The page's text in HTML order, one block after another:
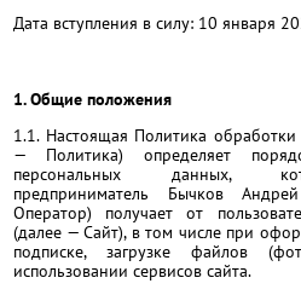
Дата вступления в силу: 10 января
1. Общие положения
1.1. Настоящая Политика
— Политика) определяет
персональных данных,
предприниматель Бычков
Оператор) получает от
(далее — Сайт), в том числе при
подписке, загрузке файлов
использовании сервисов сайта.